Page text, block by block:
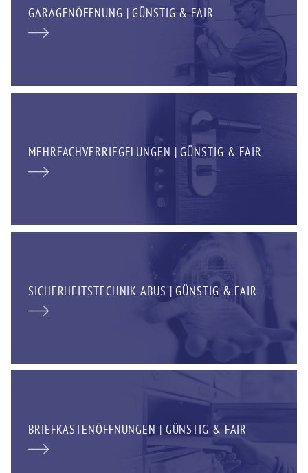
GARAGENÖFFNUNG | GÜNSTIG & FAIR
MEHRFACHVERRIEGELUNGEN | GÜNSTIG & FAIR
SICHERHEITSTECHNIK ABUS | GÜNSTIG & FAIR
BRIEFKASTENÖFFNUNGEN | GÜNSTIG & FAIR